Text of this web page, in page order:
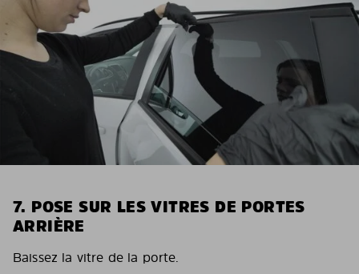
7. POSE SUR LES VITRES DE PORTES
ARRIÈRE
Baissez la vitre de la porte.